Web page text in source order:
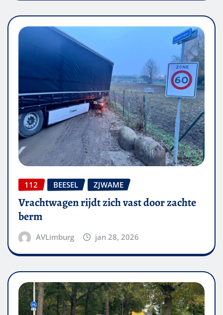
112 BEESEL ZJWAME
Vrachtwagen rijdt zich vast door zachte
berm
AVLimburg jan 28, 2026